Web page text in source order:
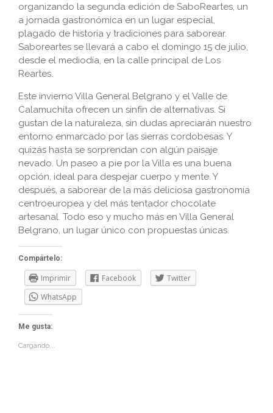
organizando la segunda edición de SaboReartes, un
a jornada gastronómica en un lugar especial,
plagado de historia y tradiciones para saborear.
Saboreartes se llevará a cabo el domingo 15 de julio,
desde el mediodía, en la calle principal de Los
Reartes.
Este invierno Villa General Belgrano y el Valle de
Calamuchita ofrecen un sinfín de alternativas. Si
gustan de la naturaleza, sin dudas apreciarán nuestro
entorno enmarcado por las sierras cordobesas. Y
quizás hasta se sorprendan con algún paisaje
nevado. Un paseo a pie por la Villa es una buena
opción, ideal para despejar cuerpo y mente. Y
después, a saborear de la más deliciosa gastronomía
centroeuropea y del más tentador chocolate
artesanal. Todo eso y mucho más en Villa General
Belgrano, un lugar único con propuestas únicas.
Compártelo:
Imprimir Facebook
Twitter
WhatsApp
Me gusta:
Cargando...